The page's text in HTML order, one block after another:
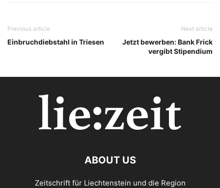
Previous article
Einbruchdiebstahl in Triesen
Next article
Jetzt bewerben: Bank Frick
vergibt Stipendium
ABOUT US
Zeitschrift für Liechtenstein und die Region